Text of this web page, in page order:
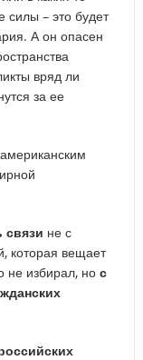
силы – это будет
А он опасен
вряд ли
за ее
связи не с
которая вещает
не избирал, но с